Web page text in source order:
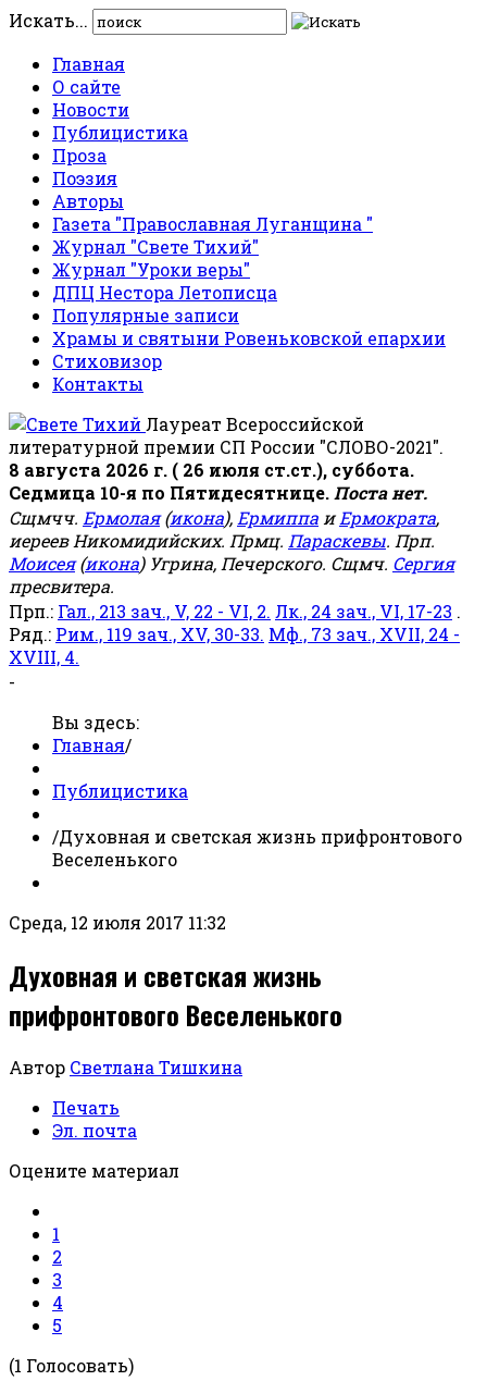
Искать...
Главная
О сайте
Новости
Публицистика
Проза
Поэзия
Авторы
Газета "Православная Луганщина "
Журнал "Свете Тихий"
Журнал "Уроки веры"
ДПЦ Нестора Летописца
Популярные записи
Храмы и святыни Ровеньковской епархии
Стиховизор
Контакты
Лауреат Всероссийской
литературной премии СП России "СЛОВО-2021".
8 августа 2026 г. ( 26 июля ст.ст.), суббота.
Седмица 10-я по Пятидесятнице. Поста нет.
Сщмчч. Ермолая(икона), Ермиппа иЕрмократа,
иереев Никомидийских. Прмц. Параскевы. Прп.
Моисея(икона) Угрина, Печерского. Сщмч. Сергия
пресвитера.
Прп.: Гал., 213 зач., V, 22 - VI, 2. Лк., 24 зач., VI, 17-23 .
Ряд.: Рим., 119 зач., XV, 30-33. Мф., 73 зач., XVII, 24 -
XVIII, 4.
-
Вы здесь:
Главная/
Публицистика
/Духовная и светская жизнь прифронтового
Веселенького
Среда, 12 июля 2017 11:32
Духовная и светская жизнь
прифронтового Веселенького
Автор Светлана Тишкина
Печать
Эл. почта
Оцените материал
1
2
3
4
5
(1 Голосовать)